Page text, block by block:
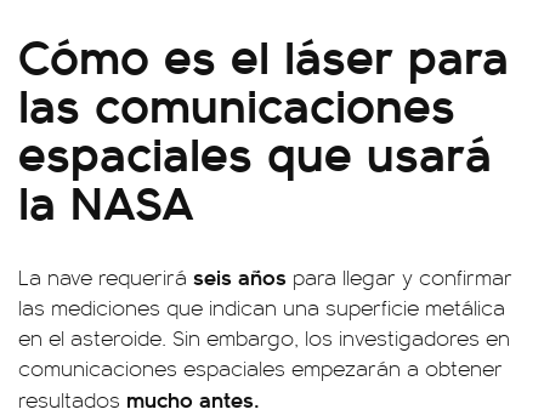
Cómo es el láser para
las comunicaciones
espaciales que usará
la NASA
La nave requerirá seis años para llegar y confirmar
las mediciones que indican una superficie metálica
en el asteroide. Sin embargo, los investigadores en
comunicaciones espaciales empezarán a obtener
resultados mucho antes.